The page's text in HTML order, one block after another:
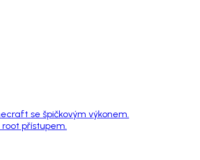
se špičkovým výkonem.
přístupem.